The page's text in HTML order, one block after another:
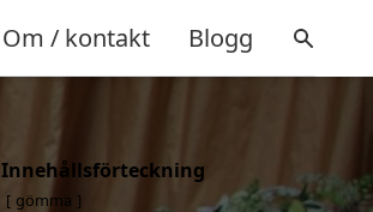
Om / kontakt Blogg
Innehållsförteckning
gömma